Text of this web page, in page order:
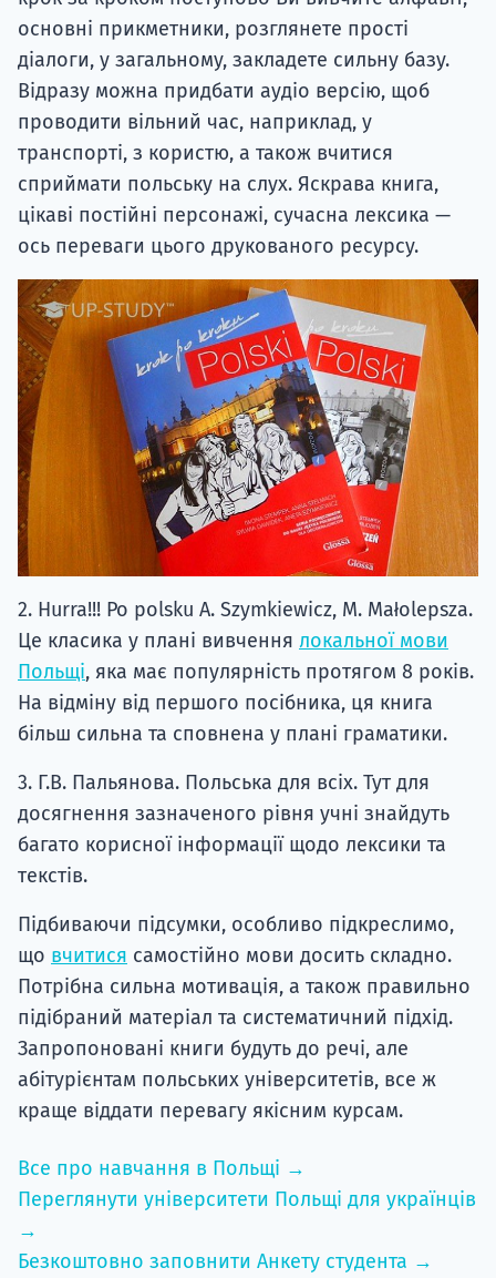
основні прикметники, розглянете прості
діалоги, у загальному, закладете сильну базу.
Відразу можна придбати аудіо версію, щоб
проводити вільний час, наприклад, у
транспорті, з користю, а також вчитися
сприймати польську на слух. Яскрава книга,
цікаві постійні персонажі, сучасна лексика —
ось переваги цього друкованого ресурсу.
2. Hurra!!! Po polsku A. Szymkiewicz, M. Małolepsza.
Це класика у плані вивчення локальної мови
Польщі, яка має популярність протягом 8 років.
На відміну від першого посібника, ця книга
більш сильна та сповнена у плані граматики.
3. Г.В. Пальянова. Польська для всіх. Тут для
досягнення зазначеного рівня учні знайдуть
багато корисної інформації щодо лексики та
текстів.
Підбиваючи підсумки, особливо підкреслимо,
що вчитися самостійно мови досить складно.
Потрібна сильна мотивація, а також правильно
підібраний матеріал та систематичний підхід.
Запропоновані книги будуть до речі, але
абітурієнтам польських університетів, все ж
краще віддати перевагу якісним курсам.
Все про навчання в Польщі →
Переглянути університети Польщі для українців
→
Безкоштовно заповнити Анкету студента →